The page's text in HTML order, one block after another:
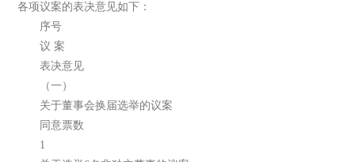
各项议案的表决意见如下：
序号
议 案
表决意见
（一）
关于董事会换届选举的议案
同意票数
1